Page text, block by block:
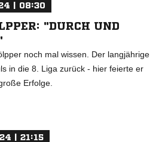
| 08:30
"DURCH UND
noch mal wissen. Der langjährige
in die 8. Liga zurück - hier feierte er
Erfolge.
| 21:15